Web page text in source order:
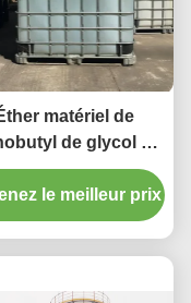
matériel de
de glycol de
tripropylène
de
avec le Cas
le meilleur prix